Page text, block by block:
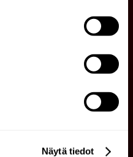
Näytä tiedot
existed
edge of